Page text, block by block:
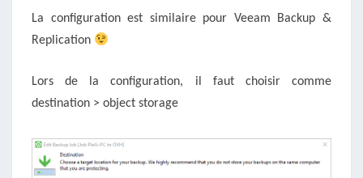
La configuration est similaire pour Veeam Backup &
Replication
Lors de la configuration, il faut choisir comme
destination > object storage